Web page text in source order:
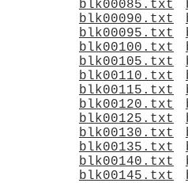
blk00085.txt
blk00090.txt
blk00095.txt
blk00100.txt
blk00105.txt
blk00110.txt
blk00115.txt
blk00120.txt
blk00125.txt
blk00130.txt
blk00135.txt
blk00140.txt
blk00145.txt